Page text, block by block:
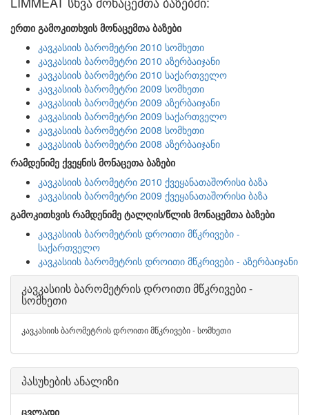
ერთი გამოკითხვის მონაცემთა ბაზები
კავკასიის ბარომეტრი 2010 სომხეთი
კავკასიის ბარომეტრი 2010 აზერბაიჯანი
კავკასიის ბარომეტრი 2010 საქართველო
კავკასიის ბარომეტრი 2009 სომხეთი
კავკასიის ბარომეტრი 2009 აზერბაიჯანი
კავკასიის ბარომეტრი 2009 საქართველო
კავკასიის ბარომეტრი 2008 სომხეთი
კავკასიის ბარომეტრი 2008 აზერბაიჯანი
რამდენიმე ქვეყნის მონაცეთა ბაზები
კავკასიის ბარომეტრი 2010 ქვეყანათაშორისი ბაზა
კავკასიის ბარომეტრი 2009 ქვეყანათაშორისი ბაზა
გამოკითხვის რამდენიმე ტალღის/წლის მონაცემთა ბაზები
კავკასიის ბარომეტრის დროითი მწკრივები -
საქართველო
კავკასიის ბარომეტრის დროითი მწკრივები - აზერბაიჯანი
კავკასიის ბარომეტრის დროითი მწკრივები -
სომხეთი
კავკასიის ბარომეტრის დროითი მწკრივები - სომხეთი
პასუხების ანალიზი
ცვლადი